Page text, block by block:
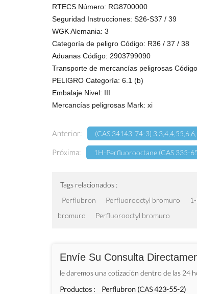
RTECS Número: RG8700000
Seguridad Instrucciones: S26-S37 / 39
WGK Alemania: 3
Categoría de peligro Código: R36 / 37 / 38
Aduanas Código: 2903799090
Transporte de mercancías peligrosas
PELIGRO Categoría: 6.1 (b)
Embalaje Nivel: III
Mercancías peligrosas Mark: xi
Anterior: (CAS 34143-74-3)
Próxima: 1H-Perfluorooctane (CAS 335-
Tags relacionados :
Perflubron
Perfluorooctyl bromuro
bromuro
Perfluorooctyl bromuro
Envíe Su Consulta
le daremos una cotización dentro de las 24
Productos :
Perflubron (CAS 423-55-2)